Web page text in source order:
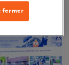
fermer